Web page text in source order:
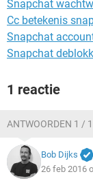
Snapchat
Cc betekenis
Snapchat
Snapchat
1 reactie
ANTWOORDEN 1 / 1
Bob Dijks
26 feb 2016